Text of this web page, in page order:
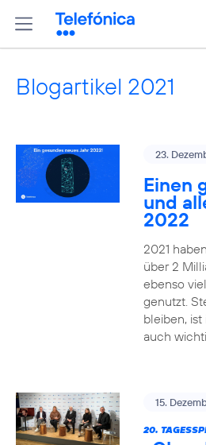
Blogartikel 2021
23.
Einen
und
2022
2021
über 2
ebenso
genutzt.
bleiben,
auch
15.
20.